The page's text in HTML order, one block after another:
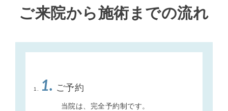
ご来院から施術までの流れ
1. ご予約
当院は、完全予約制です。